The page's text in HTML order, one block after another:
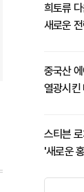
희토류
새로운
중국산
열광시킨
스티븐
'새로운